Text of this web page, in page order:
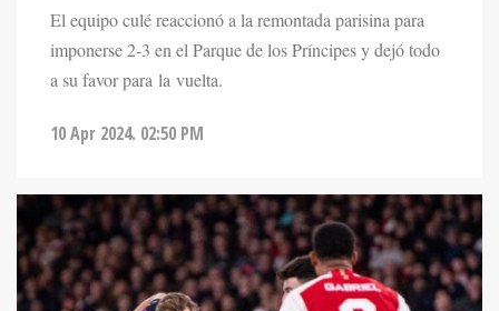
El equipo culé reaccionó a la remontada parisina para
imponerse 2-3 en el Parque de los Príncipes y dejó todo
a su favor para la vuelta.
10 Apr 2024. 02:50 PM